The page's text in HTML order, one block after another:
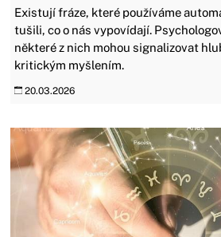
Existují fráze, které používáme
tušili, co o nás vypovídají.
některé z nich mohou signalizovat
kritickým myšlením.
20.03.2026